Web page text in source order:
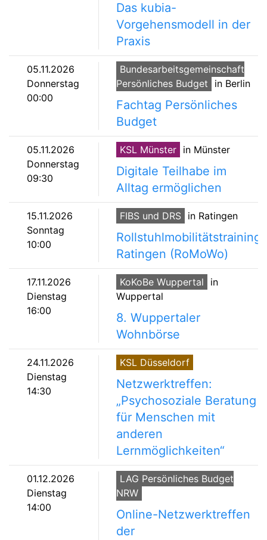
Das kubia-
Vorgehensmodell in der
Praxis
05.11.2026
Donnerstag
00:00
Bundesarbeitsgemeinschaft
Persönliches Budget
in Berlin
Fachtag Persönliches
Budget
05.11.2026
Donnerstag
09:30
KSL Münster in Münster
Digitale Teilhabe im
Alltag ermöglichen
15.11.2026
Sonntag
10:00
FIBS und DRS in Ratingen
Rollstuhlmobilitätstraining
Ratingen (RoMoWo)
17.11.2026
Dienstag
16:00
KoKoBe Wuppertal
in
Wuppertal
8. Wuppertaler
Wohnbörse
24.11.2026
Dienstag
14:30
KSL Düsseldorf
Netzwerktreffen:
„Psychosoziale Beratung
für Menschen mit
anderen
Lernmöglichkeiten“
01.12.2026
Dienstag
14:00
LAG Persönliches Budget
NRW
Online-Netzwerktreffen
der